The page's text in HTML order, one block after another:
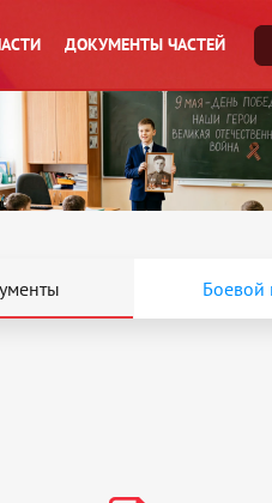
ДОКУМЕНТЫ ЧАСТЕЙ
Боевой